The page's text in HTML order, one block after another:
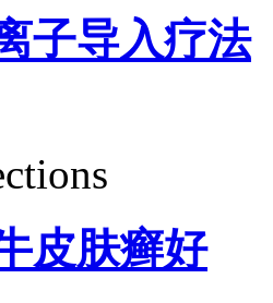
子导入疗法
皮肤癣好